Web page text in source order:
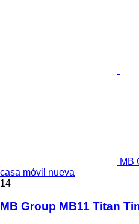
MB
casa móvil nueva
14
MB Group MB11 Titan